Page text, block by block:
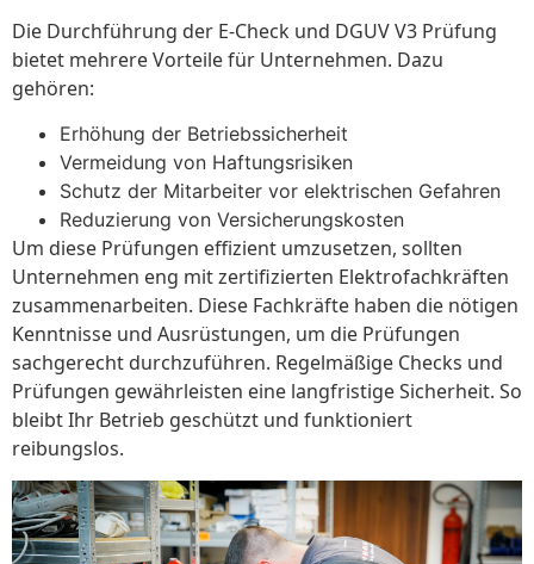
Die Durchführung der E-Check und DGUV V3 Prüfung
bietet mehrere Vorteile für Unternehmen. Dazu
gehören:
Erhöhung der Betriebssicherheit
Vermeidung von Haftungsrisiken
Schutz der Mitarbeiter vor elektrischen Gefahren
Reduzierung von Versicherungskosten
Um diese Prüfungen effizient umzusetzen, sollten
Unternehmen eng mit zertifizierten Elektrofachkräften
zusammenarbeiten. Diese Fachkräfte haben die nötigen
Kenntnisse und Ausrüstungen, um die Prüfungen
sachgerecht durchzuführen. Regelmäßige Checks und
Prüfungen gewährleisten eine langfristige Sicherheit. So
bleibt Ihr Betrieb geschützt und funktioniert
reibungslos.